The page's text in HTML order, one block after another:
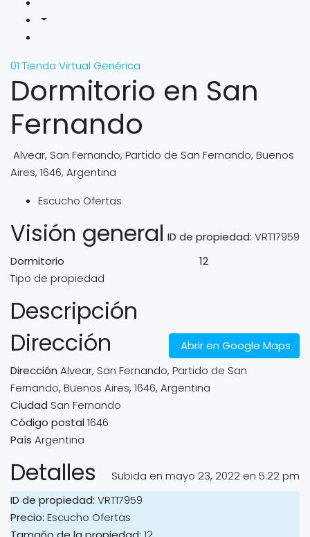
01 Tienda Virtual Genérica
Dormitorio en San
Fernando
Alvear, San Fernando, Partido de San Fernando, Buenos
Aires, 1646, Argentina
Escucho Ofertas
Visión general ID de propiedad: VRT17959
Dormitorio
Tipo de propiedad
12
Descripción
Dirección
Abrir en Google Maps
Dirección Alvear, San Fernando, Partido de San
Fernando, Buenos Aires, 1646, Argentina
Ciudad San Fernando
Código postal1646
País Argentina
Detalles
Subida en mayo 23, 2022 en 5:22 pm
ID de propiedad: VRT17959
Precio: Escucho Ofertas